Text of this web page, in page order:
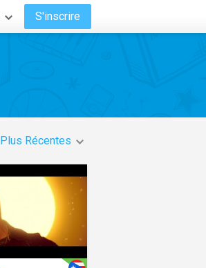
S'inscrire
Plus Récentes